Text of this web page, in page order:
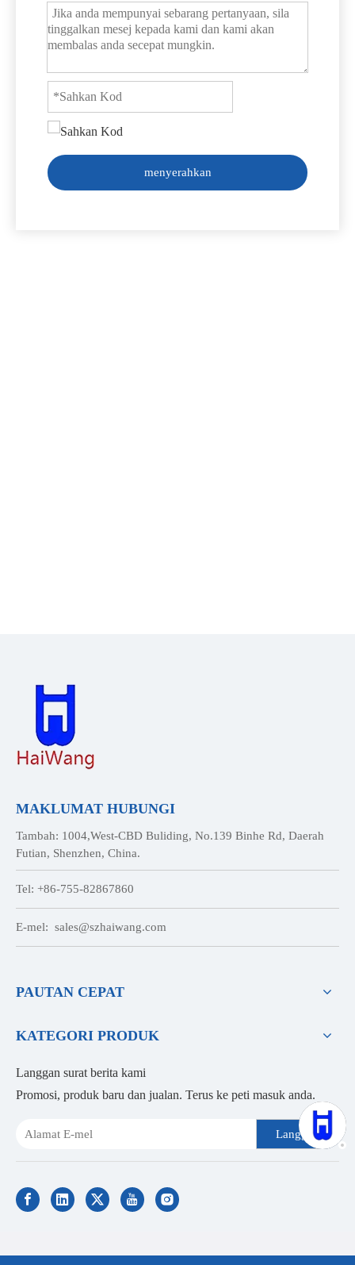
menyerahkan
MAKLUMAT HUBUNGI
Tambah: 1004,West-CBD Buliding, No.139 Binhe Rd, Daerah
Futian, Shenzhen, China.
Tel: +86-755-82867860
E-mel: sales@szhaiwang.com
PAUTAN CEPAT
KATEGORI PRODUK
Langgan surat berita kami
Promosi, produk baru dan jualan. Terus ke peti masuk anda.
Langgan